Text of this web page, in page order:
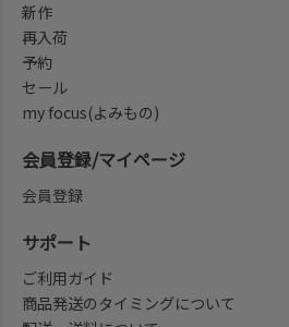
新作
再入荷
予約
セール
my focus(よみもの)
会員登録/マイページ
会員登録
サポート
ご利用ガイド
商品発送のタイミングについて